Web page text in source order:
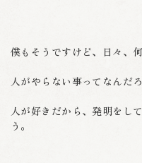
僕もそうですけど、日々、
人がやらない事ってなんだ
人が好きだから、発明をし
う。